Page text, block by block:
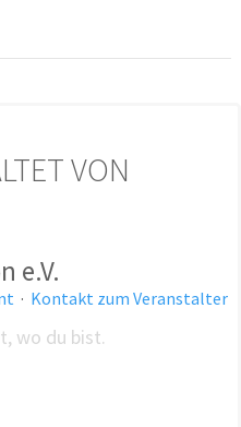
VON
e.V.
· Kontakt zum Veranstalter
wo du bist.